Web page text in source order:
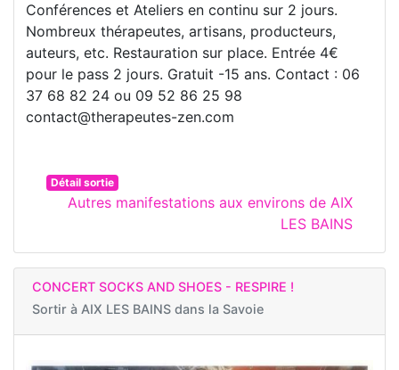
Conférences et Ateliers en continu sur 2 jours.
Nombreux thérapeutes, artisans, producteurs,
auteurs, etc. Restauration sur place. Entrée 4€
pour le pass 2 jours. Gratuit -15 ans. Contact : 06
37 68 82 24 ou 09 52 86 25 98
contact@therapeutes-zen.com
Détail sortie
Autres manifestations aux environs de AIX
LES BAINS
CONCERT SOCKS AND SHOES - RESPIRE !
Sortir à AIX LES BAINS dans la Savoie